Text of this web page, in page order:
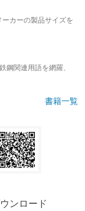
カーの製品サイズを
関連用語を網羅、
書籍一覧
ンロード